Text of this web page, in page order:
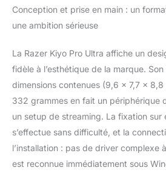
reflex
webcam
de
capture
détails
vidéos,
Conception et prise en main : un
une ambition sérieuse
La Razer Kiyo Pro Ultra affiche un
fidèle à l’esthétique de la marque.
dimensions contenues (9,6 × 7,7 ×
332 grammes en fait un périphérique
un setup de streaming. La fixation sur
s’effectue sans difficulté, et la
l’installation : pas de driver complexe
est reconnue immédiatement sous